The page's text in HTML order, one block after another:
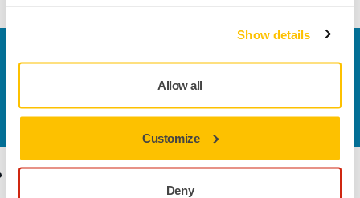
Show details
Allow all
Customize
Deny
Szeretne többet tudni?Kérjük, vegye fel velünk a
válaszol kérdéseire.
Termékek Tudásbázis